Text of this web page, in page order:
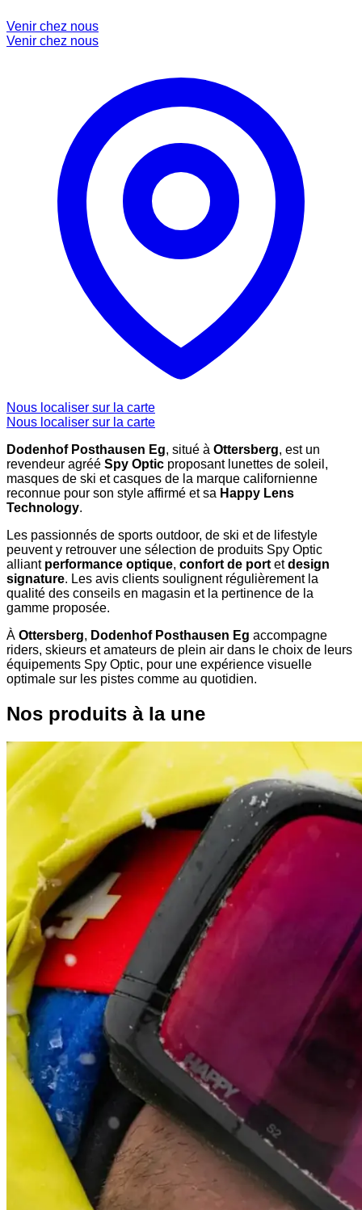
Venir chez nous
Venir chez nous
Nous localiser sur la carte
Nous localiser sur la carte
Dodenhof Posthausen Eg, situé à Ottersberg, est un
revendeur agréé Spy Optic proposant lunettes de soleil,
masques de ski et casques de la marque californienne
reconnue pour son style affirmé et sa Happy Lens
Technology.
Les passionnés de sports outdoor, de ski et de lifestyle
peuvent y retrouver une sélection de produits Spy Optic
alliant performance optique, confort de portetdesign
signature. Les avis clients soulignent régulièrement la
qualité des conseils en magasin et la pertinence de la
gamme proposée.
À Ottersberg, Dodenhof Posthausen Eg accompagne
riders, skieurs et amateurs de plein air dans le choix de leurs
équipements Spy Optic, pour une expérience visuelle
optimale sur les pistes comme au quotidien.
Nos produits à la une